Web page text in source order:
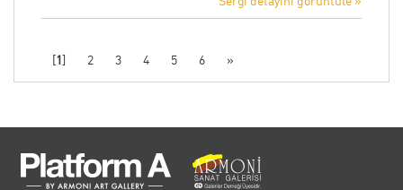
[1] 2 3 4 5 6 »